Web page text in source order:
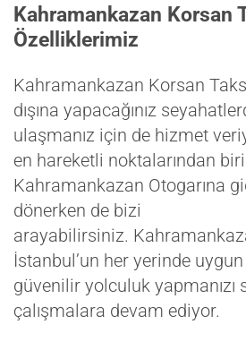
Kahramankazan Korsan
Özelliklerimiz
Kahramankazan Korsan
dışına yapacağınız
ulaşmanız için de hizmet
en hareketli noktalarından
Kahramankazan Otogarına
dönerken de bizi
arayabilirsiniz.
İstanbul’un her yerinde
güvenilir yolculuk yapmanızı
çalışmalara devam ediyor.